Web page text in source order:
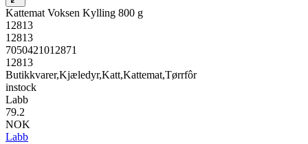
Kattemat Voksen Kylling 800 g
12813
12813
7050421012871
12813
Butikkvarer,Kjæledyr,Katt,Kattemat,Tørrfôr
instock
Labb
79.2
NOK
Labb